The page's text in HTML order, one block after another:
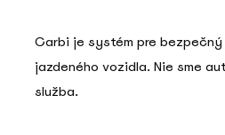
Carbi je systém pre bezpečný
jazdeného vozidla. Nie sme
služba.